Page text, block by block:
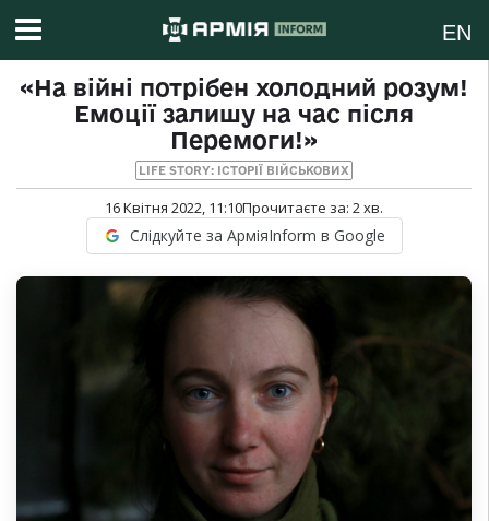
EN
«На війні потрібен холодний розум!
Емоції залишу на час після
Перемоги!»
LIFE STORY: ІСТОРІЇ ВІЙСЬКОВИХ
16 Квітня 2022, 11:10Прочитаєте за: 2хв.
Слідкуйте за АрміяInform в Google